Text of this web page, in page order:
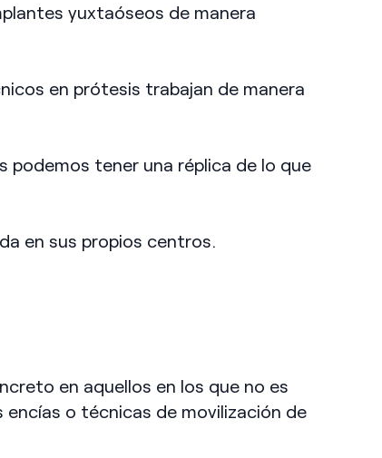
yuxtaóseos de manera
en prótesis trabajan de manera
podemos tener una réplica de lo que
en sus propios centros.
en aquellos en los que no es
o técnicas de movilización de